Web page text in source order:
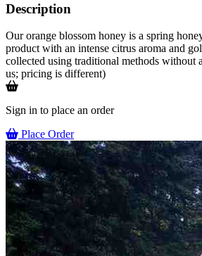
Description
Our orange blossom honey is a spring
product with an intense citrus aroma and
collected using traditional methods without
us; pricing is different)
Sign in to place an order
Place Order